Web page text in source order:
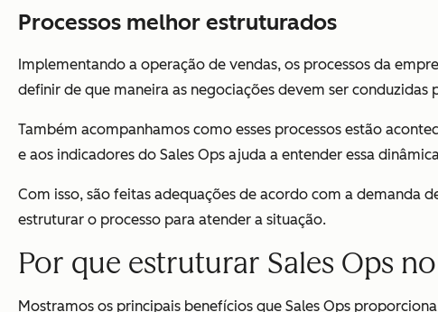
Processos melhor estruturados
Implementando a operação de vendas, os processos da
definir de que maneira as negociações devem ser conduzidas
Também acompanhamos como esses processos estão
e aos indicadores do Sales Ops ajuda a entender essa
Com isso, são feitas adequações de acordo com a demanda
estruturar o processo para atender a situação.
Por que estruturar Sales Ops
Mostramos os principais benefícios que Sales Ops